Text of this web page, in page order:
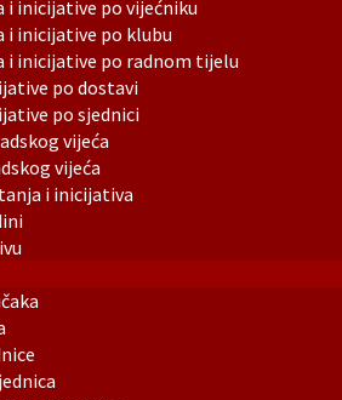
i inicijative po vijećniku
i inicijative po klubu
i inicijative po radnom tijelu
po dostavi
po sjednici
vijeća
vijeća
i inicijativa